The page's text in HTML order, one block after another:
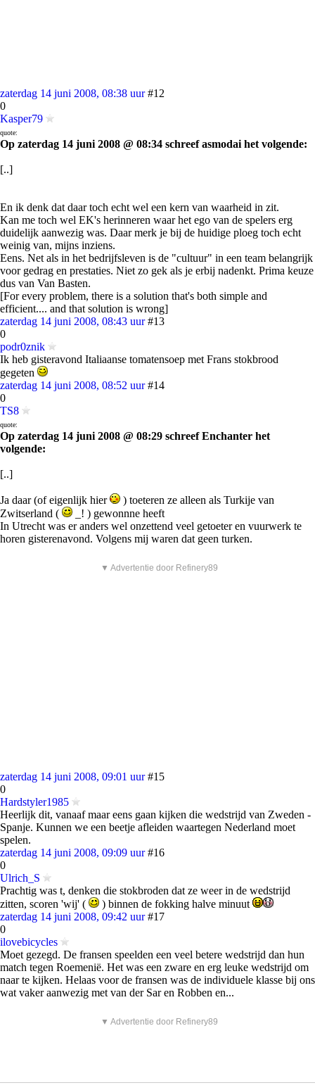
zaterdag 14 juni 2008, 08:38 uur #12
0
Kasper79
quote:
Op zaterdag 14 juni 2008 @ 08:34 schreef asmodai het volgende:
[..]
En ik denk dat daar toch echt wel een kern van waarheid in zit.
Kan me toch wel EK's herinneren waar het ego van de spelers erg
duidelijk aanwezig was. Daar merk je bij de huidige ploeg toch echt
weinig van, mijns inziens.
Eens. Net als in het bedrijfsleven is de "cultuur" in een team belangrijk
voor gedrag en prestaties. Niet zo gek als je erbij nadenkt. Prima keuze
dus van Van Basten.
[For every problem, there is a solution that's both simple and
efficient.... and that solution is wrong]
zaterdag 14 juni 2008, 08:43 uur #13
0
podr0znik
Ik heb gisteravond Italiaanse tomatensoep met Frans stokbrood
gegeten
zaterdag 14 juni 2008, 08:52 uur #14
0
TS8
quote:
Op zaterdag 14 juni 2008 @ 08:29 schreef Enchanter het
volgende:
[..]
Ja daar (of eigenlijk hier
) toeteren ze alleen als Turkije van
Zwitserland (
_! ) gewonnne heeft
In Utrecht was er anders wel onzettend veel getoeter en vuurwerk te
horen gisterenavond. Volgens mij waren dat geen turken.
▼ Advertentie door Refinery89
zaterdag 14 juni 2008, 09:01 uur #15
0
Hardstyler1985
Heerlijk dit, vanaaf maar eens gaan kijken die wedstrijd van Zweden -
Spanje. Kunnen we een beetje afleiden waartegen Nederland moet
spelen.
zaterdag 14 juni 2008, 09:09 uur #16
0
Ulrich_S
Prachtig was t, denken die stokbroden dat ze weer in de wedstrijd
zitten, scoren 'wij' (
) binnen de fokking halve minuut
zaterdag 14 juni 2008, 09:42 uur #17
0
ilovebicycles
Moet gezegd. De fransen speelden een veel betere wedstrijd dan hun
match tegen Roemenië. Het was een zware en erg leuke wedstrijd om
naar te kijken. Helaas voor de fransen was de individuele klasse bij ons
wat vaker aanwezig met van der Sar en Robben en...
▼ Advertentie door Refinery89